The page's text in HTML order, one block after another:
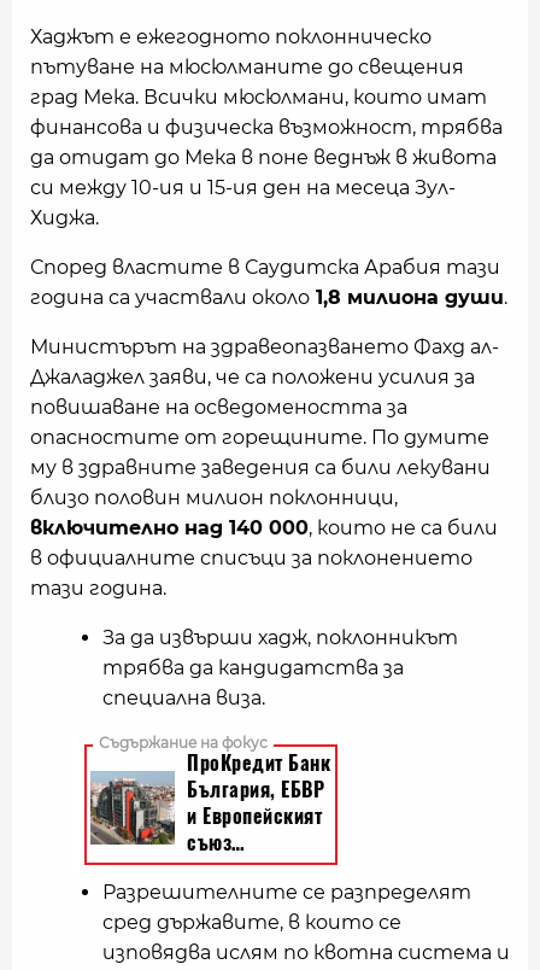
Хаджът е ежегодното поклонническо
пътуване на мюсюлманите до свещения
град Мека. Всички мюсюлмани, които имат
финансова и физическа възможност, трябва
да отидат до Мека в поне веднъж в живота
си между 10-ия и 15-ия ден на месеца Зул-
Хиджа.
Според властите в Саудитска Арабия тази
година са участвали около 1,8 милиона души.
Министърът на здравеопазването Фахд ал-
Джаладжел заяви, че са положени усилия за
повишаване на осведомеността за
опасностите от горещините. По думите
му в здравните заведения са били лекувани
близо половин милион поклонници,
включително над 140 000, които не са били
в официалните списъци за поклонението
тази година.
За да извърши хадж, поклонникът
трябва да кандидатства за
специална виза.
Разрешителните се разпределят
сред държавите, в които се
изповядва ислям по квотна система и